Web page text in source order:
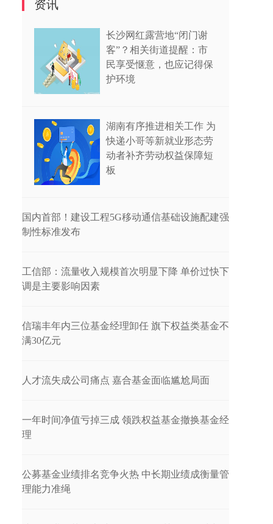
资讯
长沙网红露营地“闭门谢
客”？相关街道提醒：市
民享受惬意，也应记得保
护环境
湖南有序推进相关工作 为
快递小哥等新就业形态劳
动者补齐劳动权益保障短
板
国内首部！建设工程5G移动通信基础设施配建强
制性标准发布
工信部：流量收入规模首次明显下降 单价过快下
调是主要影响因素
信瑞丰年内三位基金经理卸任 旗下权益类基金不
满30亿元
人才流失成公司痛点 嘉合基金面临尴尬局面
一年时间净值亏掉三成 领跌权益基金撤换基金经
理
公募基金业绩排名竞争火热 中长期业绩成衡量管
理能力准绳